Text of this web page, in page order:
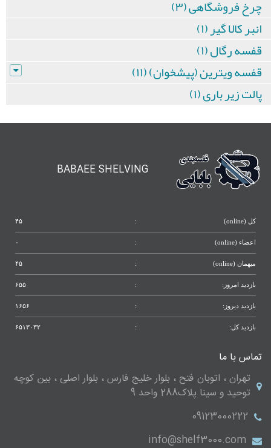
چرخ فروشگاهی (۳)
انبر کالا گیر (۱)
قفسه رگال (۱)
قفسه ویترین (پیشخوان) (۱۱)
پالت زیر باری (۱)
BABAEE SHELVING
کل (online) : ۴۵
اعضاء (online) : ۰
میهمان (online) : ۴۵
بازدید امروز: : ۶۵۵
بازدید دیروز: : ۱۶۵۶
بازدید کل: : ۶۵۱۳۰۳۲
تماس با ما
تهران ، اتوبان فتح ، بلوار خلیج فارس ، بلوار اصلی ، بین کوچه
توحید و سینا پلاک288 واحد 9
09123000222
info@shelf3000.com